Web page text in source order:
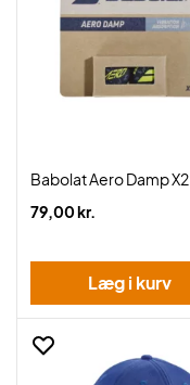
Babolat Aero Damp X2
79,00 kr.
Læg i kurv